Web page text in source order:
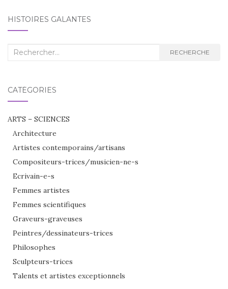
HISTOIRES GALANTES
Recherche
RECHERCHE
CATÉGORIES
ARTS – SCIENCES
Architecture
Artistes contemporains/artisans
Compositeurs-trices/musicien-ne-s
Ecrivain-e-s
Femmes artistes
Femmes scientifiques
Graveurs-graveuses
Peintres/dessinateurs-trices
Philosophes
Sculpteurs-trices
Talents et artistes exceptionnels